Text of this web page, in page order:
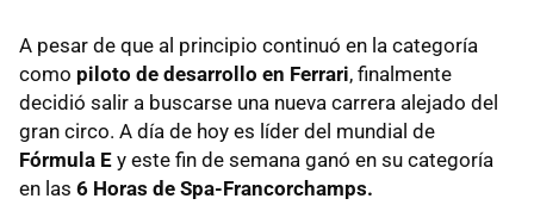
A pesar de que al principio continuó en la categoría
como piloto de desarrollo en Ferrari, finalmente
decidió salir a buscarse una nueva carrera alejado del
gran circo. A día de hoy es líder del mundial de
Fórmula E y este fin de semana ganó en su categoría
en las 6 Horas de Spa-Francorchamps.